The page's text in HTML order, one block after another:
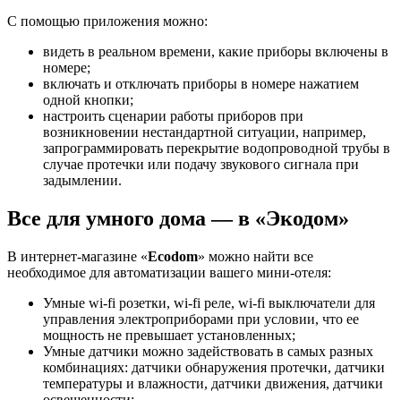
С помощью приложения можно:
видеть в реальном времени, какие приборы включены в
номере;
включать и отключать приборы в номере нажатием
одной кнопки;
настроить сценарии работы приборов при
возникновении нестандартной ситуации, например,
запрограммировать перекрытие водопроводной трубы в
случае протечки или подачу звукового сигнала при
задымлении.
Все для умного дома — в «Экодом»
В интернет-магазине «Ecodom» можно найти все
необходимое для автоматизации вашего мини-отеля:
Умные wi-fi розетки, wi-fi реле, wi-fi выключатели для
управления электроприборами при условии, что ее
мощность не превышает установленных;
Умные датчики можно задействовать в самых разных
комбинациях: датчики обнаружения протечки, датчики
температуры и влажности, датчики движения, датчики